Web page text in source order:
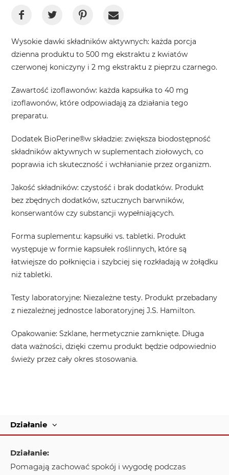
Wysokie dawki składników aktywnych: każda porcja
dzienna produktu to 500 mg ekstraktu z kwiatów
czerwonej koniczyny i 2 mg ekstraktu z pieprzu czarnego.
Zawartość izoflawonów: każda kapsułka to 40 mg
izoflawonów, które odpowiadają za działania tego
preparatu.
Dodatek BioPerine®w składzie: zwiększa biodostępność
składników aktywnych w suplementach ziołowych, co
poprawia ich skuteczność i wchłanianie przez organizm.
Jakość składników: czystość i brak dodatków. Produkt
bez zbędnych dodatków, sztucznych barwników,
konserwantów czy substancji wypełniających.
Forma suplementu: kapsułki vs. tabletki. Produkt
występuje w formie kapsułek roślinnych, które są
łatwiejsze do połknięcia i szybciej się rozkładają w żołądku
niż tabletki.
Testy laboratoryjne: Niezależne testy. Produkt przebadany
z niezależnej jednostce laboratoryjnej J.S. Hamilton.
Opakowanie: Szklane, hermetycznie zamknięte. Długa
data ważności, dzięki czemu produkt będzie odpowiednio
świeży przez cały okres stosowania.
Działanie
Działanie:
Pomagają zachować spokój i wygodę podczas